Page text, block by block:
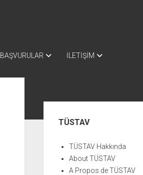
BAŞVURULAR İLETİŞİM
MenüTÜSTAV
TÜSTAV Hakkında
About TÜSTAV
A Propos de TÜSTAV